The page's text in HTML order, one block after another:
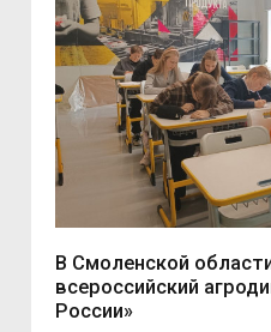
В Смоленской
всероссийский
России»